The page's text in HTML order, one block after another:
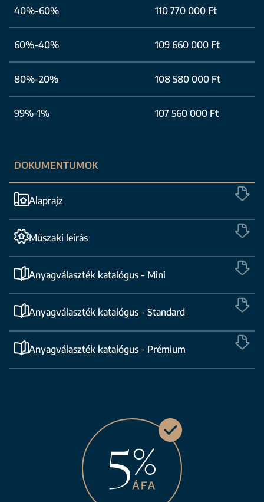
40%-60% 110 770 000 Ft
60%-40% 109 660 000 Ft
80%-20% 108 580 000 Ft
99%-1% 107 560 000 Ft
DOKUMENTUMOK
Alaprajz
Műszaki leírás
Anyagválaszték katalógus - Mini
Anyagválaszték katalógus - Standard
Anyagválaszték katalógus - Prémium